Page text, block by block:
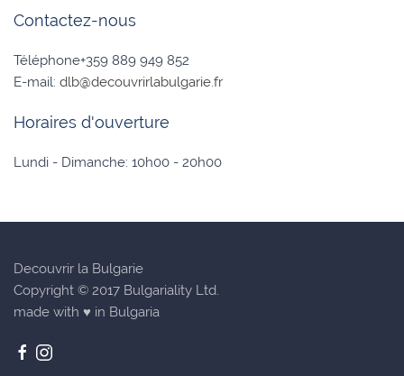
Contactez-nous
Téléphone+359 889 949 852
E-mail: dlb@decouvrirlabulgarie.fr
Horaires d'ouverture
Lundi - Dimanche: 10h00 - 20h00
Decouvrir la Bulgarie
Copyright © 2017 Bulgariality Ltd.
made with ♥ in Bulgaria